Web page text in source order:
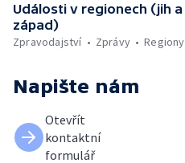
Události v regionech (jih a
západ)
Zpravodajství
Zprávy Regiony
Napište nám
Otevřít
kontaktní
formulář